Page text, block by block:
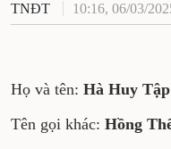
TNĐT 10:16, 06/03/
Họ và tên: Hà Huy Tập
Tên gọi khác: Hồng